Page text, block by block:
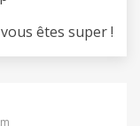
êtes super !